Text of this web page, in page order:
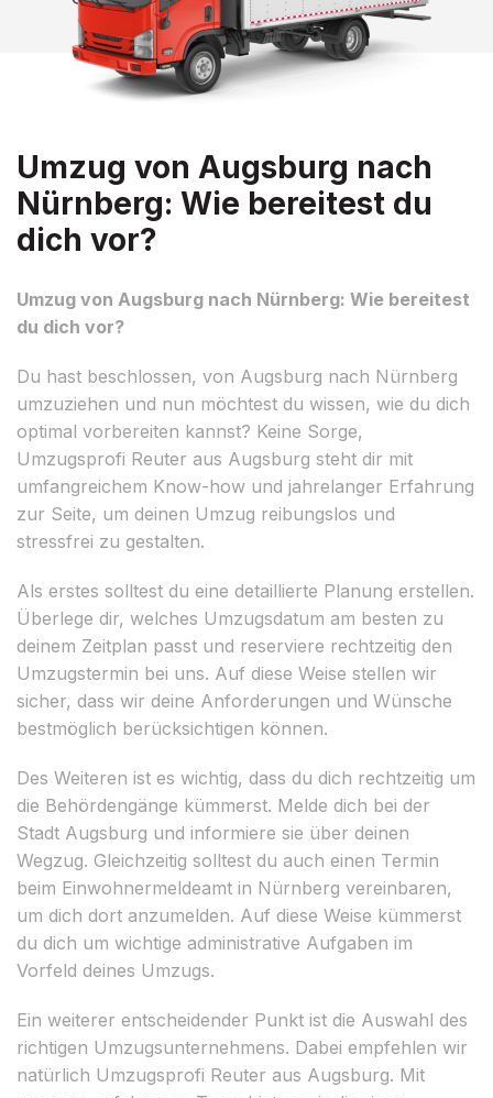
Umzug von Augsburg nach
Nürnberg: Wie bereitest du
dich vor?
Umzug von Augsburg nach Nürnberg: Wie bereitest
du dich vor?
Du hast beschlossen, von Augsburg nach Nürnberg
umzuziehen und nun möchtest du wissen, wie du dich
optimal vorbereiten kannst? Keine Sorge,
Umzugsprofi Reuter aus Augsburg steht dir mit
umfangreichem Know-how und jahrelanger Erfahrung
zur Seite, um deinen Umzug reibungslos und
stressfrei zu gestalten.
Als erstes solltest du eine detaillierte Planung erstellen.
Überlege dir, welches Umzugsdatum am besten zu
deinem Zeitplan passt und reserviere rechtzeitig den
Umzugstermin bei uns. Auf diese Weise stellen wir
sicher, dass wir deine Anforderungen und Wünsche
bestmöglich berücksichtigen können.
Des Weiteren ist es wichtig, dass du dich rechtzeitig um
die Behördengänge kümmerst. Melde dich bei der
Stadt Augsburg und informiere sie über deinen
Wegzug. Gleichzeitig solltest du auch einen Termin
beim Einwohnermeldeamt in Nürnberg vereinbaren,
um dich dort anzumelden. Auf diese Weise kümmerst
du dich um wichtige administrative Aufgaben im
Vorfeld deines Umzugs.
Ein weiterer entscheidender Punkt ist die Auswahl des
richtigen Umzugsunternehmens. Dabei empfehlen wir
natürlich Umzugsprofi Reuter aus Augsburg. Mit